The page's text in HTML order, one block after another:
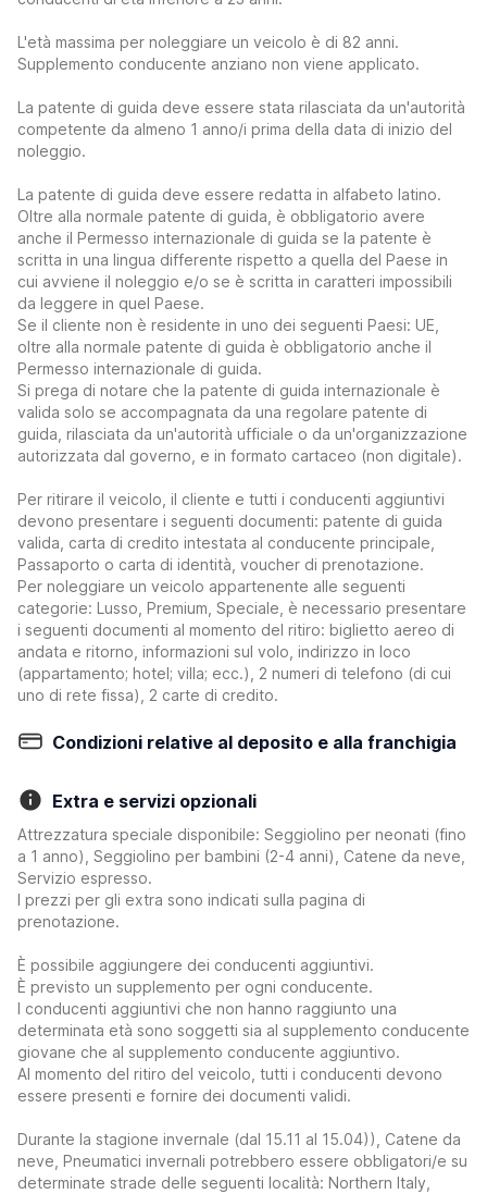
L'età massima per noleggiare un veicolo è di 82 anni.
Supplemento conducente anziano non viene applicato.
La patente di guida deve essere stata rilasciata da un'autorità
competente da almeno 1 anno/i prima della data di inizio del
noleggio.
La patente di guida deve essere redatta in alfabeto latino.
Oltre alla normale patente di guida, è obbligatorio avere
anche il Permesso internazionale di guida se la patente è
scritta in una lingua differente rispetto a quella del Paese in
cui avviene il noleggio e/o se è scritta in caratteri impossibili
da leggere in quel Paese.
Se il cliente non è residente in uno dei seguenti Paesi: UE,
oltre alla normale patente di guida è obbligatorio anche il
Permesso internazionale di guida.
Si prega di notare che la patente di guida internazionale è
valida solo se accompagnata da una regolare patente di
guida, rilasciata da un'autorità ufficiale o da un'organizzazione
autorizzata dal governo, e in formato cartaceo (non digitale).
Per ritirare il veicolo, il cliente e tutti i conducenti aggiuntivi
devono presentare i seguenti documenti: patente di guida
valida, carta di credito intestata al conducente principale,
Passaporto o carta di identità, voucher di prenotazione.
Per noleggiare un veicolo appartenente alle seguenti
categorie: Lusso, Premium, Speciale, è necessario presentare
i seguenti documenti al momento del ritiro: biglietto aereo di
andata e ritorno, informazioni sul volo, indirizzo in loco
(appartamento; hotel; villa; ecc.), 2 numeri di telefono (di cui
uno di rete fissa), 2 carte di credito.
Condizioni relative al deposito e alla franchigia
Extra e servizi opzionali
Attrezzatura speciale disponibile: Seggiolino per neonati (fino
a 1 anno), Seggiolino per bambini (2-4 anni), Catene da neve,
Servizio espresso.
I prezzi per gli extra sono indicati sulla pagina di
prenotazione.
È possibile aggiungere dei conducenti aggiuntivi.
È previsto un supplemento per ogni conducente.
I conducenti aggiuntivi che non hanno raggiunto una
determinata età sono soggetti sia al supplemento conducente
giovane che al supplemento conducente aggiuntivo.
Al momento del ritiro del veicolo, tutti i conducenti devono
essere presenti e fornire dei documenti validi.
Durante la stagione invernale (dal 15.11 al 15.04)), Catene da
neve, Pneumatici invernali potrebbero essere obbligatori/e su
determinate strade delle seguenti località: Northern Italy,